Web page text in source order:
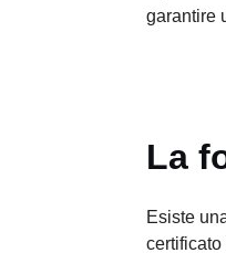
garantire
La
Esiste
certificato